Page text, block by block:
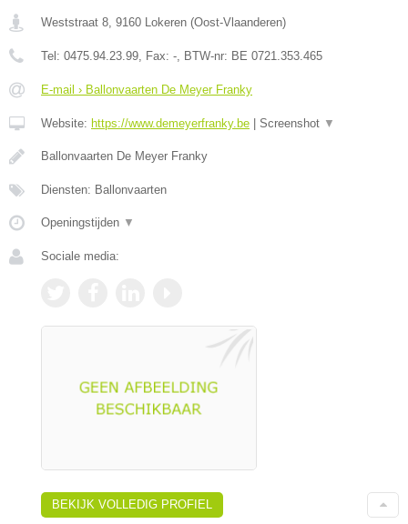
Weststraat 8 9160 Lokeren (Oost-Vlaanderen)
Tel: 0475.94.23.99 , Fax: - , BTW-nr: BE 0721.353.465
E-mail › Ballonvaarten De Meyer Franky
Website: https://www.demeyerfranky.be Screenshot ▼
Ballonvaarten De Meyer Franky
Diensten: Ballonvaarten
Openingstijden ▼
Sociale media:
BEKIJK VOLLEDIG PROFIEL